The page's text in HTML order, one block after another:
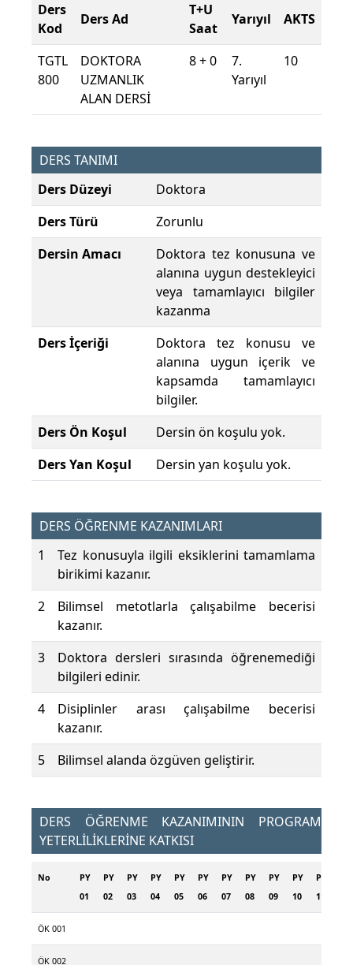
Ders
Kod
Ders Ad
T+U
Saat
Yarıyıl AKTS
TGTL
800
DOKTORA
UZMANLIK
ALAN DERSİ
8 + 0
7.
Yarıyıl
10
DERS TANIMI
Ders Düzeyi
Doktora
Ders Türü
Zorunlu
Dersin Amacı
Doktora tez konusuna ve
alanına uygun destekleyici
veya tamamlayıcı bilgiler
kazanma
Ders İçeriği
Doktora tez konusu ve
alanına uygun içerik ve
kapsamda tamamlayıcı
bilgiler.
Ders Ön Koşul
Dersin ön koşulu yok.
Ders Yan Koşul
Dersin yan koşulu yok.
DERS ÖĞRENME KAZANIMLARI
1
Tez konusuyla ilgili eksiklerini tamamlama
birikimi kazanır.
2
Bilimsel metotlarla çalışabilme becerisi
kazanır.
3
Doktora dersleri sırasında öğrenemediği
bilgileri edinir.
4
Disiplinler arası çalışabilme becerisi
kazanır.
5
Bilimsel alanda özgüven geliştirir.
DERS ÖĞRENME KAZANIMININ PROGRAM
YETERLİLİKLERİNE KATKISI
No
PY
01
PY
02
PY
03
PY
04
PY
05
PY
06
PY
07
PY
08
PY
09
PY
10
PY
11
ÖK 001
ÖK 002